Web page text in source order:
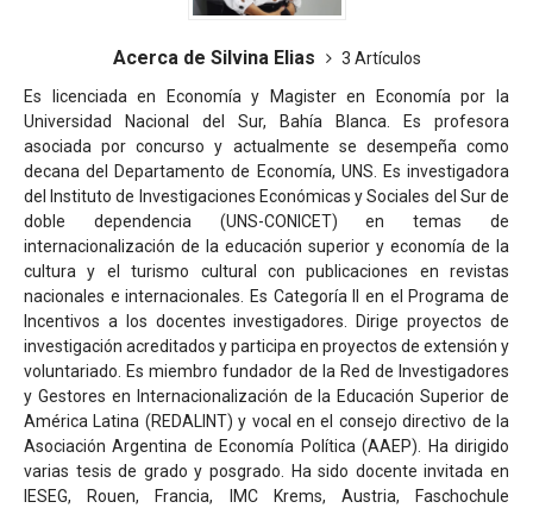
Acerca de Silvina Elias
3 Artículos
Es licenciada en Economía y Magister en Economía por la
Universidad Nacional del Sur, Bahía Blanca. Es profesora
asociada por concurso y actualmente se desempeña como
decana del Departamento de Economía, UNS. Es investigadora
del Instituto de Investigaciones Económicas y Sociales del Sur de
doble dependencia (UNS-CONICET) en temas de
internacionalización de la educación superior y economía de la
cultura y el turismo cultural con publicaciones en revistas
nacionales e internacionales. Es Categoría II en el Programa de
Incentivos a los docentes investigadores. Dirige proyectos de
investigación acreditados y participa en proyectos de extensión y
voluntariado. Es miembro fundador de la Red de Investigadores
y Gestores en Internacionalización de la Educación Superior de
América Latina (REDALINT) y vocal en el consejo directivo de la
Asociación Argentina de Economía Política (AAEP). Ha dirigido
varias tesis de grado y posgrado. Ha sido docente invitada en
IESEG, Rouen, Francia, IMC Krems, Austria, Faschochule